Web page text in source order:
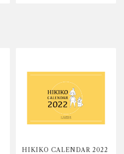
HIKIKO CALENDAR 2022